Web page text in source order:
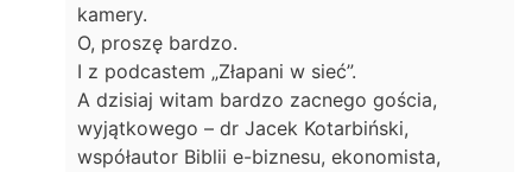
kamery.
O, proszę bardzo.
I z podcastem „Złapani w sieć”.
A dzisiaj witam bardzo zacnego gościa,
wyjątkowego – dr Jacek Kotarbiński,
współautor Biblii e-biznesu, ekonomista,